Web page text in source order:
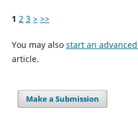
1 2 3 > >>
You may also start an
article.
Make a Submission